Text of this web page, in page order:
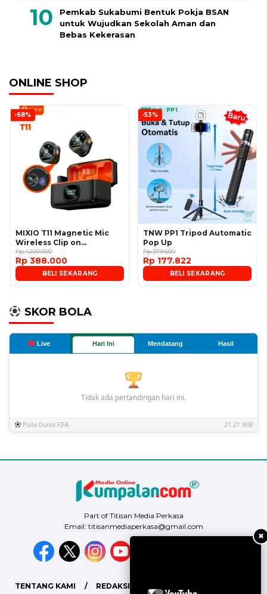
Pemkab Sukabumi Bentuk Pokja BSAN
untuk Wujudkan Sekolah Aman dan
Bebas Kekerasan
ONLINE SHOP
-68%
MIXIO T11 Magnetic Mic
Wireless Clip on
Microphone
Rp 1.200.000
Rp 388.000
BELI SEKARANG
-53%
TNW PP1 Tripod Automatic
Pop Up
Rp 379.600
Rp 177.822
BELI SEKARANG
SKOR BOLA
Live Hari Ini Mendatang Hasil
Tidak ada pertandingan hari ini.
Piala Dunia FIFA 21.21 WIB
✖
Part of Titisan Media Perkasa
Email: titisanmediaperkasa@gmail.com
TENTANG KAMI REDAKSI